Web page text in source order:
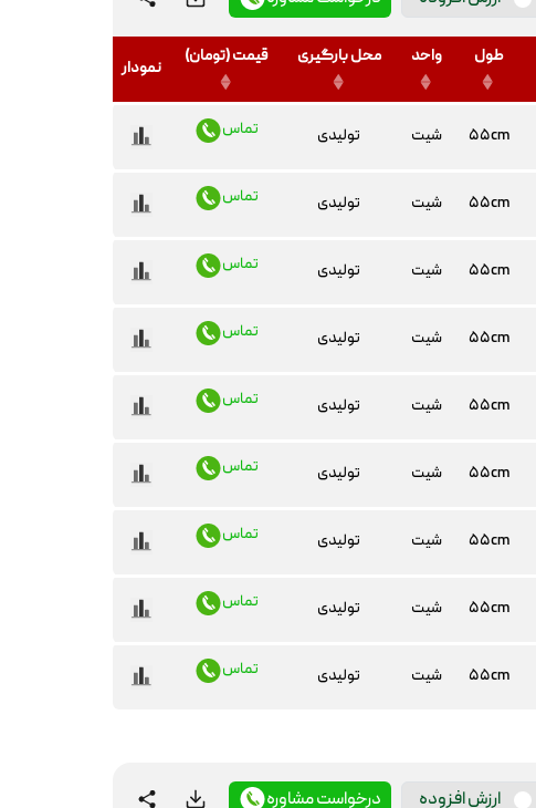
طول واحد محل بارگیری قیمت (تومان)
نمودار
۵۵cm شیت تولیدی تماس
۵۵cm شیت تولیدی تماس
۵۵cm شیت تولیدی تماس
۵۵cm شیت تولیدی تماس
۵۵cm شیت تولیدی تماس
۵۵cm شیت تولیدی تماس
۵۵cm شیت تولیدی تماس
۵۵cm شیت تولیدی تماس
۵۵cm شیت تولیدی تماس
ارزش افزوده درخواست مشاوره